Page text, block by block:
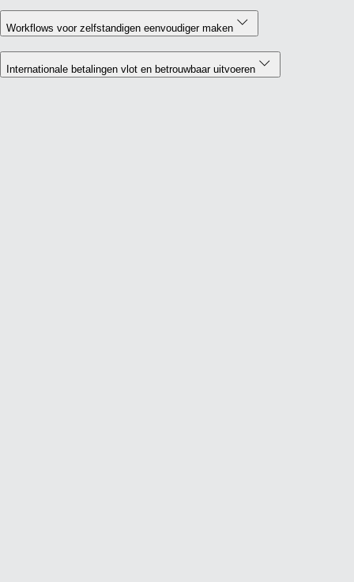
Workflows voor zelfstandigen eenvoudiger maken
Internationale betalingen vlot en betrouwbaar uitvoeren